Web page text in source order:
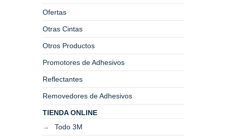
Ofertas
Otras Cintas
Otros Productos
Promotores de Adhesivos
Reflectantes
Removedores de Adhesivos
TIENDA ONLINE
Todo 3M